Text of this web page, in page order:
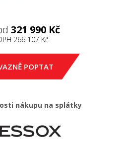
321 990 Kč
266 107 Kč
POPTAT
nákupu na splátky